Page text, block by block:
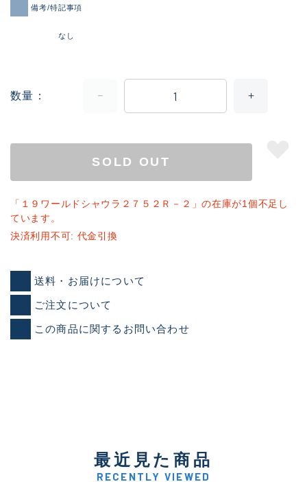
備考/特記事項
なし
数量
SOLD OUT
「１９ワールドシャウラ２７５２Ｒ－２」の在庫が1個不足し
ています。
決済利用不可: 代金引換
送料・お届けについて
ご注文について
この商品に関するお問い合わせ
最近見た商品
RECENTLY VIEWED